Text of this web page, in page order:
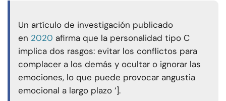
Un artículo de investigación publicado
en 2020 afirma que la personalidad tipo C
implica dos rasgos: evitar los conflictos para
complacer a los demás y ocultar o ignorar las
emociones, lo que puede provocar angustia
emocional a largo plazo ‘].